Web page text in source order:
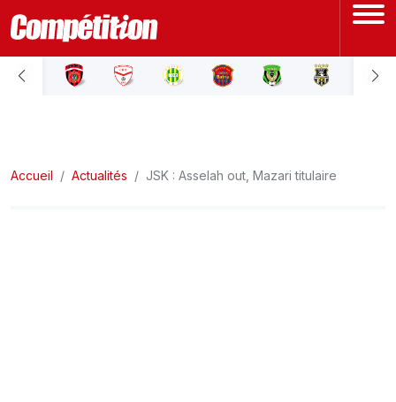
ACCUEIL
LIGUE 2
Accueil Actualités JSK : Asselah out, Mazari titulaire